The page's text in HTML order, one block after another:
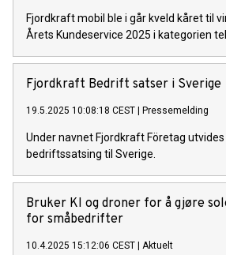
Fjordkraft mobil ble i går kveld kåret til
Årets Kundeservice 2025 i kategorien
Fjordkraft Bedrift satser i Sverige
19.5.2025 10:08:18 CEST Pressemelding
Under navnet Fjordkraft Företag
bedriftssatsing til Sverige.
Bruker KI og droner for å gjøre
for småbedrifter
10.4.2025 15:12:06 CEST Aktuelt